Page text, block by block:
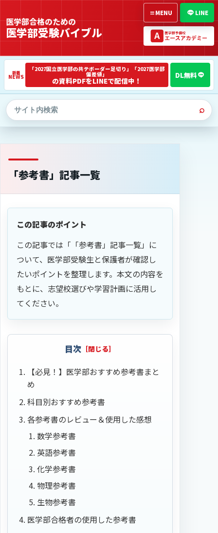
医学部合格のための
医学部受験バイブル
NEWS
「2027国立医学部の共テボーダー足切り」「2027医学部
偏差値」
の資料PDFをLINEで配信中！
⌕
LINE
≡MENU
「参考書」記事一覧
この記事のポイント
この記事では「「参考書」記事一覧」に
ついて、医学部受験生と保護者が確認し
たいポイントを整理します。本文の内容を
もとに、志望校選びや学習計画に活用し
てください。
目次
【必見！】医学部おすすめ参考書まと
め
科目別おすすめ参考書
各参考書のレビュー＆使用した感想
数学参考書
英語参考書
化学参考書
物理参考書
生物参考書
医学部合格者の使用した参考書